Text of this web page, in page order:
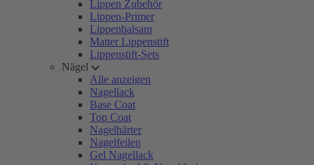
Lippen Zubehör
Lippen-Primer
Lippenbalsam
Matter Lippenstift
Lippenstift-Sets
Nägel
Alle anzeigen
Nagellack
Base Coat
Top Coat
Nagelhärter
Nagelfeilen
Gel Nagellack